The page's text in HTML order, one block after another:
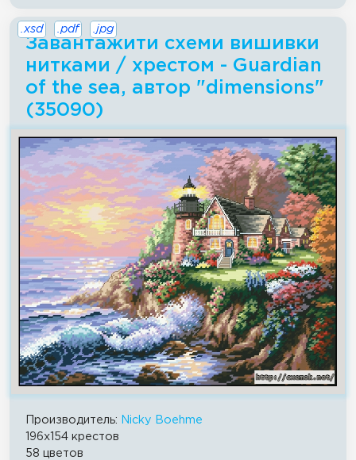
Завантажити схеми вишивки
нитками / хрестом - Guardian
of the sea, автор "dimensions"
(35090)
.xsd .pdf .jpg
Производитель:
Nicky Boehme
196x154 крестов
58 цветов